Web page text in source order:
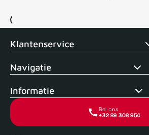
Voor 15uur besteld, zelfde dag verstuurd
Klantenservice
Navigatie
Informatie
Bel ons
+32 89 308 954